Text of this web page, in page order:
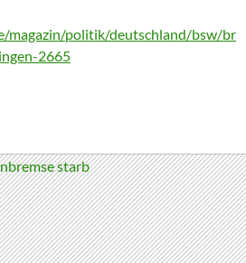
magazin/politik/deutschland/bsw/br
2665